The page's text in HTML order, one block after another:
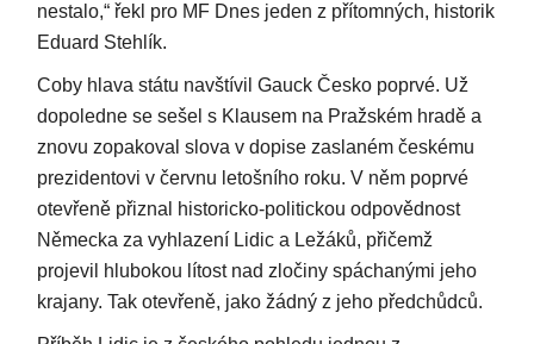
nestalo,“ řekl pro MF Dnes jeden z přítomných, historik
Eduard Stehlík.
Coby hlava státu navštívil Gauck Česko poprvé. Už
dopoledne se sešel s Klausem na Pražském hradě a
znovu zopakoval slova v dopise zaslaném českému
prezidentovi v červnu letošního roku. V něm poprvé
otevřeně přiznal historicko-politickou odpovědnost
Německa za vyhlazení Lidic a Ležáků, přičemž
projevil hlubokou lítost nad zločiny spáchanými jeho
krajany. Tak otevřeně, jako žádný z jeho předchůdců.